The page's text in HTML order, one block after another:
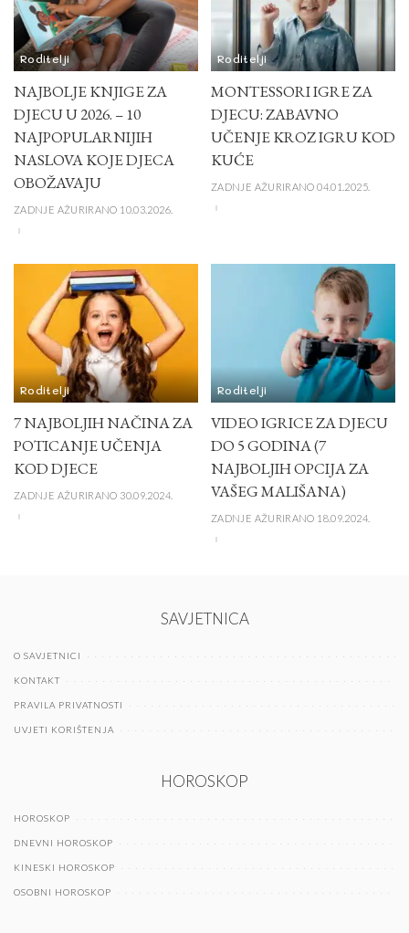
Roditelji
NAJBOLJE KNJIGE ZA
DJECU U 2026. – 10
NAJPOPULARNIJIH
NASLOVA KOJE DJECA
OBOŽAVAJU
ZADNJE AŽURIRANO 10.03.2026.
Roditelji
MONTESSORI IGRE ZA
DJECU: ZABAVNO
UČENJE KROZ IGRU KOD
KUĆE
ZADNJE AŽURIRANO 04.01.2025.
Roditelji
7 NAJBOLJIH NAČINA ZA
POTICANJE UČENJA
KOD DJECE
ZADNJE AŽURIRANO 30.09.2024.
Roditelji
VIDEO IGRICE ZA DJECU
DO 5 GODINA (7
NAJBOLJIH OPCIJA ZA
VAŠEG MALIŠANA)
ZADNJE AŽURIRANO 18.09.2024.
SAVJETNICA
O SAVJETNICI
KONTAKT
PRAVILA PRIVATNOSTI
UVJETI KORIŠTENJA
HOROSKOP
HOROSKOP
DNEVNI HOROSKOP
KINESKI HOROSKOP
OSOBNI HOROSKOP